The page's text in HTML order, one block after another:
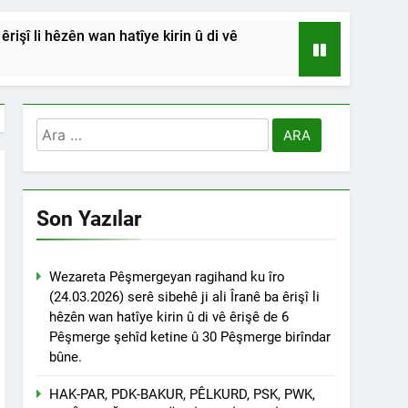
li hêzên wan hatîye kirin û di vê
‘’Kadı Muhammed ve
Emniyetinde ifade verdi.
haklarından vaz geçmesini isteyenlere
Genel Başkan Düzgün Kaplan’da
konferansının birinci oturumunda
Bülent Küçük ülkede ve ortadoğu’da
Arama:
Son Yazılar
Wezareta Pêşmergeyan ragihand ku îro
(24.03.2026) serê sibehê ji ali Îranê ba êrişî li
hêzên wan hatîye kirin û di vê êrişê de 6
Pêşmerge şehîd ketine û 30 Pêşmerge birîndar
bûne.
HAK-PAR, PDK-BAKUR, PÊLKURD, PSK, PWK,